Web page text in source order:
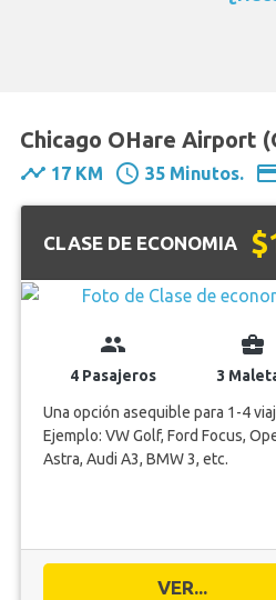
Chicago OHare Airport
timeline 17 KM schedule 35 Minutos.
CLASE DE ECONOMIA
group
4 Pasajeros
business_center
3
Una opción asequible para 1-4
Ejemplo: VW Golf, Ford Focus,
Astra, Audi A3, BMW 3, etc.
VER...